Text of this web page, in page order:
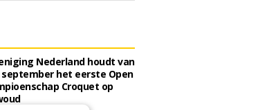
Nederland houdt van
het eerste Open
Croquet op